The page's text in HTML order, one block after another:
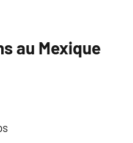
au Mexique